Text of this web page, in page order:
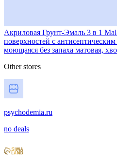
Акриловая Грунт-Эмаль 3 в 1
поверхностей с
моющаяся без запаха матовая,
Other stores
psychodemia.ru
no deals